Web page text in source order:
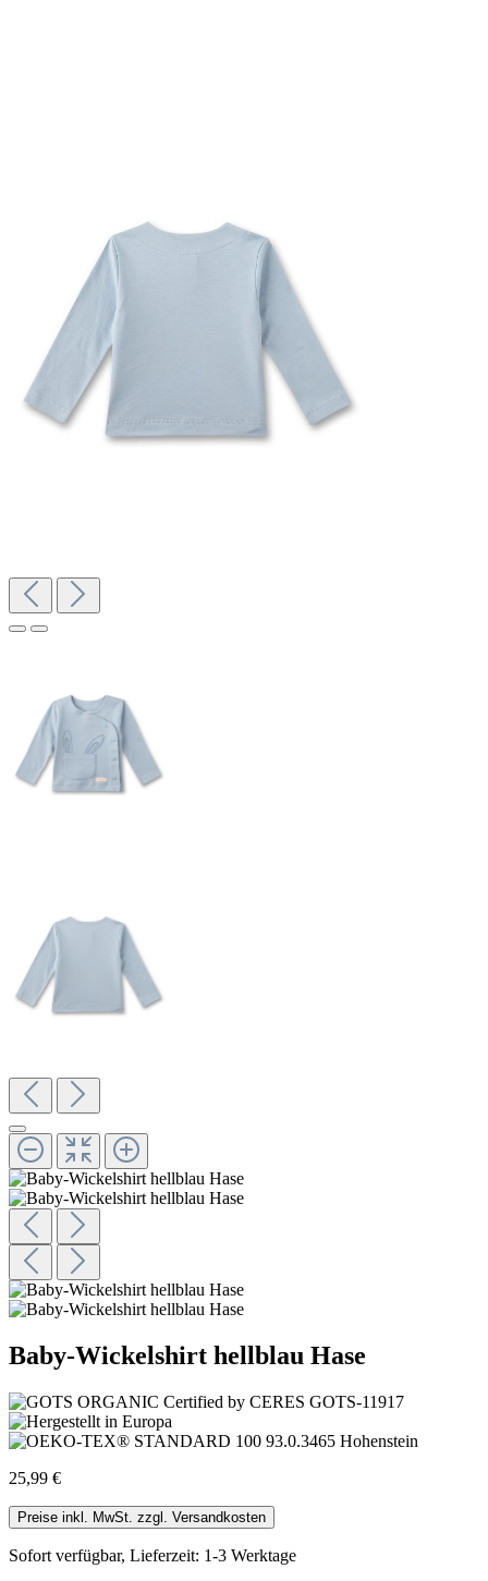
Baby-Wickelshirt hellblau Hase
25,99 €
Preise inkl. MwSt. zzgl. Versandkosten
Sofort verfügbar, Lieferzeit: 1-3 Werktage